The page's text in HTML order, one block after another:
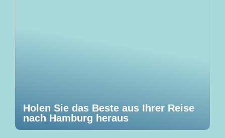
Holen Sie das Beste aus Ihrer Reise
nach Hamburg heraus